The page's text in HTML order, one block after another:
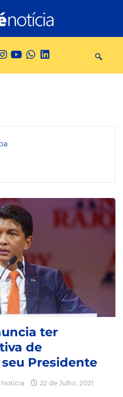
ter
de
Presidente
Notícia 22 de Julho, 2021